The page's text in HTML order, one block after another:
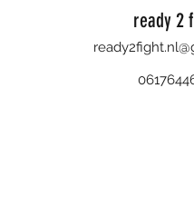
ready 2